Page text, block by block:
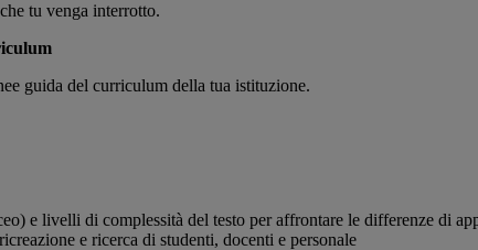
tu venga interrotto.
guida del curriculum della tua istituzione.
e livelli di complessità del testo per affrontare le differenze di
e ricerca di studenti, docenti e personale